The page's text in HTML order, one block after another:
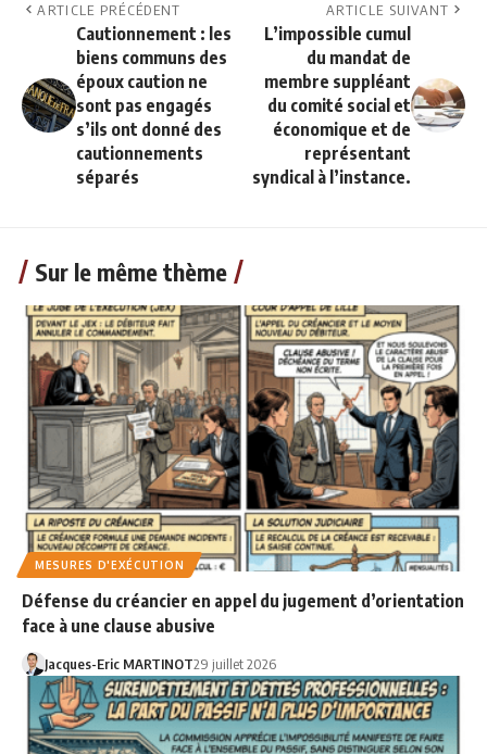
ARTICLE PRÉCÉDENT
Cautionnement : les
biens communs des
époux caution ne
sont pas engagés
s’ils ont donné des
cautionnements
séparés
ARTICLE SUIVANT
L’impossible cumul
du mandat de
membre suppléant
du comité social et
économique et de
représentant
syndical à l’instance.
Sur le même thème
MESURES D'EXÉCUTION
Défense du créancier en appel du jugement d’orientation
face à une clause abusive
Jacques-Eric MARTINOT29 juillet 2026